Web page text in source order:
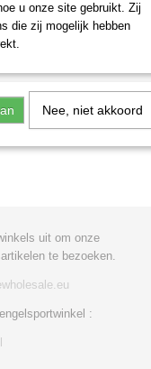
uit om onze
te bezoeken.
:
u onze site gebruikt. Zij
die zij mogelijk hebben
Nee, niet akkoord